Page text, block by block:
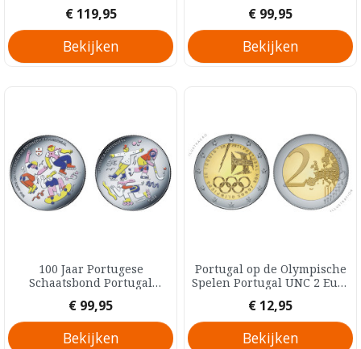
Prijs
€ 119,95
Bekijken
Prijs
€ 99,95
Bekijken
100 Jaar Portugese
Schaatsbond Portugal
Prijs
€ 99,95
Bekijken
Portugal op de Olympische
Spelen Portugal UNC 2 Euro
Prijs
€ 12,95
Bekijken